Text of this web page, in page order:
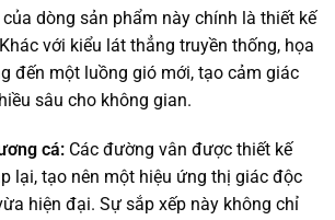
dòng sản phẩm này chính là thiết kế
với kiểu lát thẳng truyền thống, họa
đến một luồng gió mới, tạo cảm giác
sâu cho không gian.
cá: Các đường vân được thiết kế
lại, tạo nên một hiệu ứng thị giác độc
hiện đại. Sự sắp xếp này không chỉ